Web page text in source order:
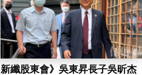
新纖股東會》吳東昇長子吳昕杰